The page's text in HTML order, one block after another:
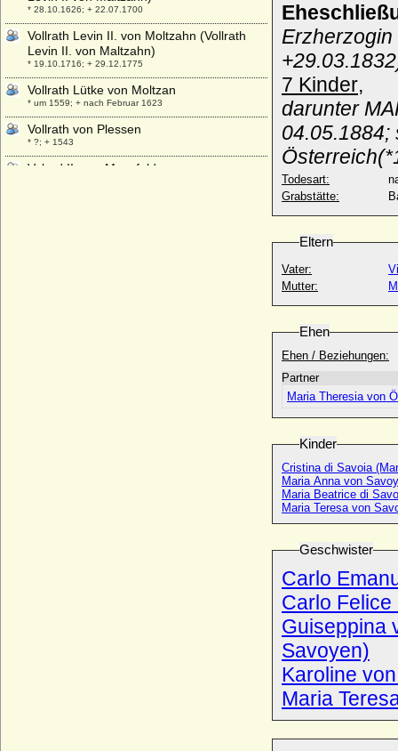
7 Kinder,
darunter
04.05.1884;
Todesart:
Grabstätte:
Eltern
Vater:
Mutter:
Ehen
Ehen / Beziehungen:
Partner
Maria Theresia von
Kinder
Cristina di Savoia
Maria Anna von
Maria Beatrice di
Maria Teresa von
Geschwister
Carlo
Carlo
Guiseppina
Savoyen)
Karoline
Maria
* 28.10.1626; + 22.07.1700
Vollrath Levin II. von Moltzahn (Vollrath
Levin II. von Maltzahn)
* 19.10.1716; + 29.12.1775
Vollrath Lütke von Moltzan
* um 1559; + nach Februar 1623
Vollrath von Plessen
* ?; + 1543
Volrad II. von Mansfeld